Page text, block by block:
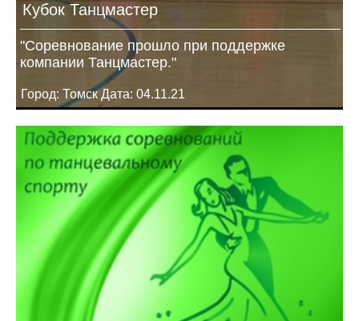
Кубок Танцмастер
"Соревнование прошло при поддержке
компании Танцмастер."
Город: Томск Дата: 04.11.21